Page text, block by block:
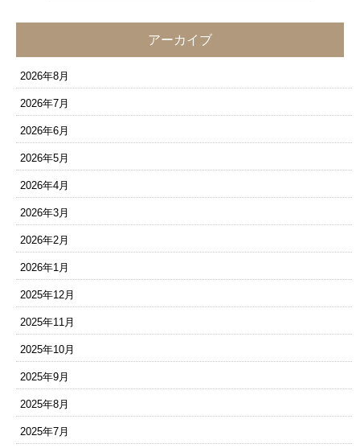
アーカイブ
2026年8月
2026年7月
2026年6月
2026年5月
2026年4月
2026年3月
2026年2月
2026年1月
2025年12月
2025年11月
2025年10月
2025年9月
2025年8月
2025年7月